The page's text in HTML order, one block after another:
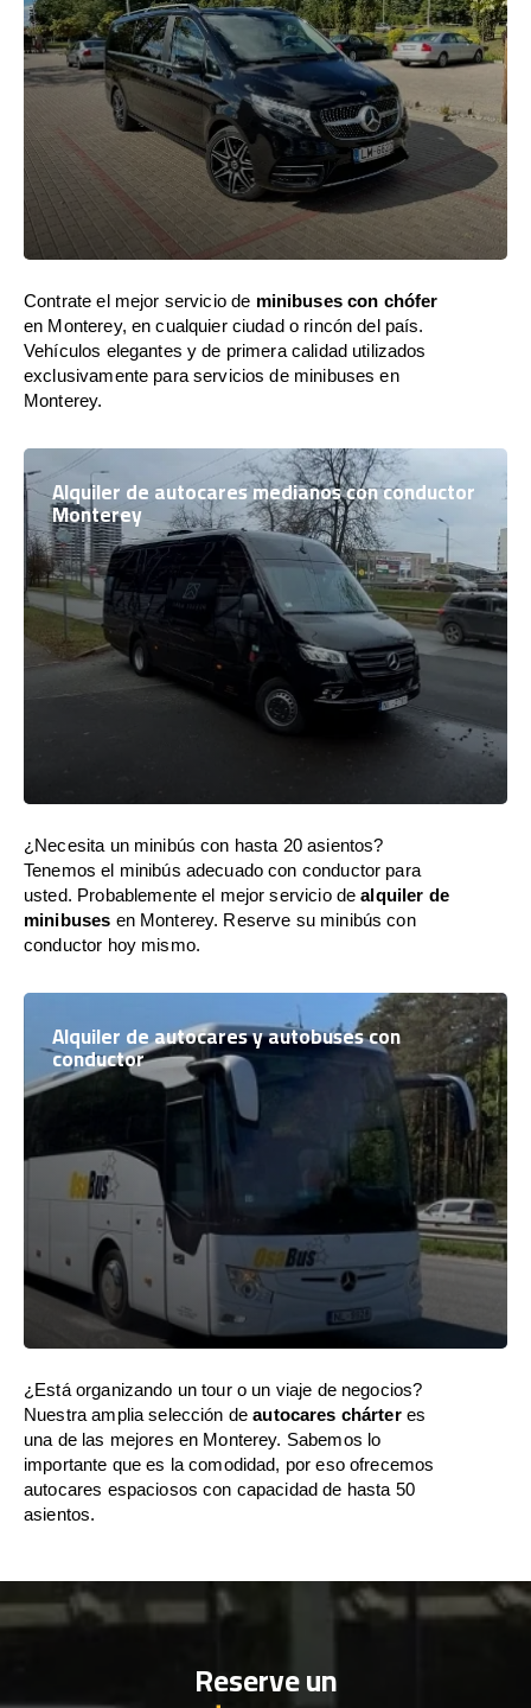
Contrate el mejor servicio de minibuses con chófer
en Monterey, en cualquier ciudad o rincón del país.
Vehículos elegantes y de primera calidad utilizados
exclusivamente para servicios de minibuses en
Monterey.
Alquiler de autocares medianos con conductor
Monterey
¿Necesita un minibús con hasta 20 asientos?
Tenemos el minibús adecuado con conductor para
usted. Probablemente el mejor servicio dealquiler de
minibuses en Monterey. Reserve su minibús con
conductor hoy mismo.
Alquiler de autocares y autobuses con
conductor
¿Está organizando un tour o un viaje de negocios?
Nuestra amplia selección deautocares chárteres
una de las mejores en Monterey. Sabemos lo
importante que es la comodidad, por eso ofrecemos
autocares espaciosos con capacidad de hasta 50
asientos.
Reserve un